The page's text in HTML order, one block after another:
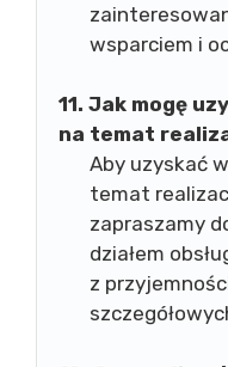
wsparciem i
11. Jak mogę
na temat
Aby uzyskać
temat
zapraszamy
działem
z